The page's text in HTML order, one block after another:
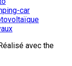
car
avec the